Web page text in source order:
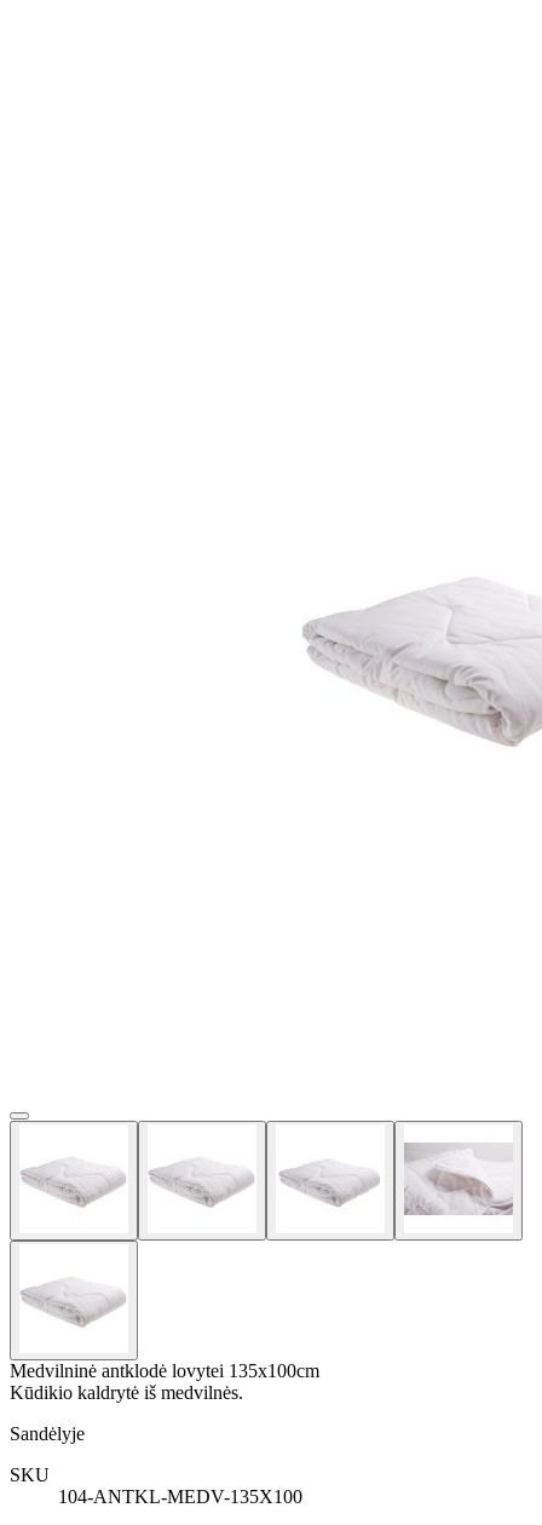
Medvilninė antklodė lovytei 135x100cm
Kūdikio kaldrytė iš medvilnės.
Sandėlyje
SKU
104-ANTKL-MEDV-135X100